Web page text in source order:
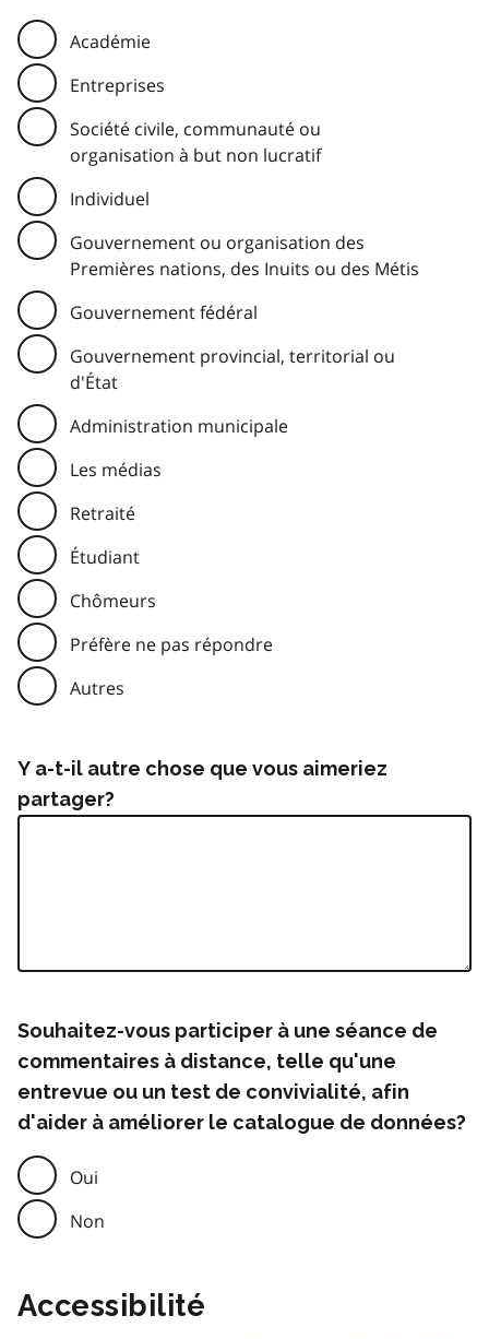
Académie
Entreprises
Société civile, communauté ou
organisation à but non lucratif
Individuel
Gouvernement ou organisation des
Premières nations, des Inuits ou des Métis
Gouvernement fédéral
Gouvernement provincial, territorial ou
d'État
Administration municipale
Les médias
Retraité
Étudiant
Chômeurs
Préfère ne pas répondre
Autres
Y a-t-il autre chose que vous aimeriez
partager?
Souhaitez-vous participer à une séance de
commentaires à distance, telle qu'une
entrevue ou un test de convivialité, afin
d'aider à améliorer le catalogue de données?
Oui
Non
Accessibilité